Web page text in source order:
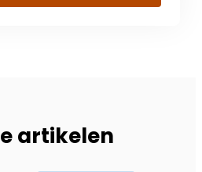
artikelen